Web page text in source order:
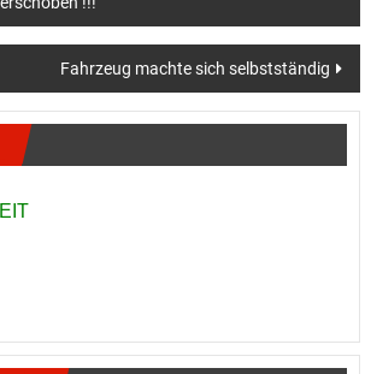
Fahrzeug machte sich selbstständig